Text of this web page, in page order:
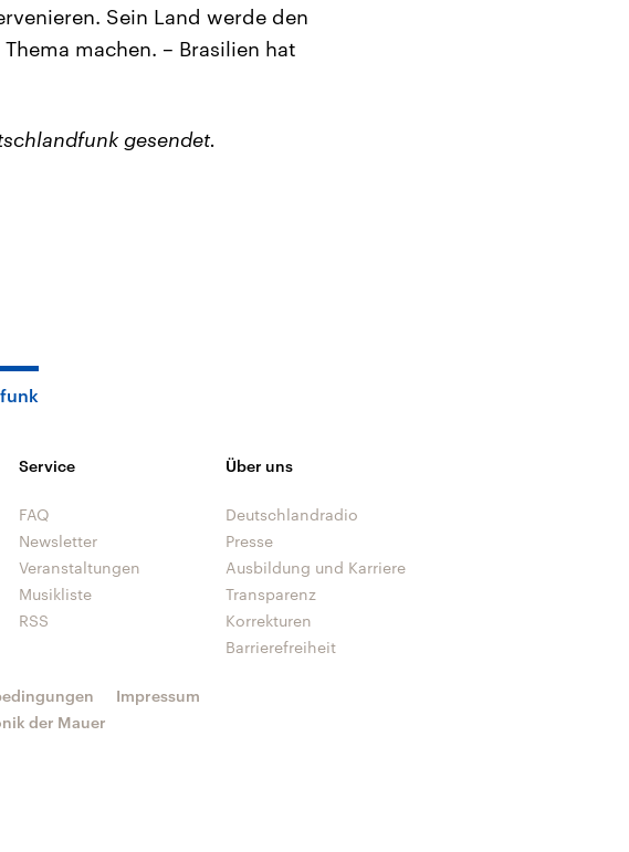
Sein Land werde den
machen. – Brasilien hat
gesendet.
Service
FAQ
Newsletter
Veranstaltungen
Musikliste
RSS
Über uns
Deutschlandradio
Presse
Ausbildung und Karriere
Transparenz
Korrekturen
Barrierefreiheit
Impressum
der Mauer